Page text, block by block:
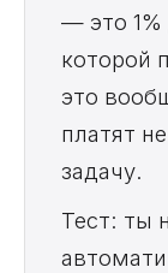
— это 1%
которой
это
платят
задачу.
Тест: ты